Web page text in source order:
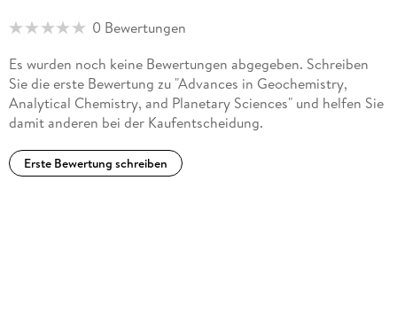
0 Bewertungen
Es wurden noch keine Bewertungen abgegeben. Schreiben
Sie die erste Bewertung zu "Advances in Geochemistry,
Analytical Chemistry, and Planetary Sciences" und helfen Sie
damit anderen bei der Kaufentscheidung.
Erste Bewertung schreiben